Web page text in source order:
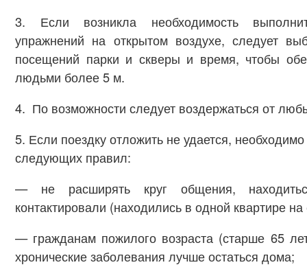
3. Если возникла необходимость
упражнений на открытом воздухе, следует
посещений парки и скверы и время, чтобы
людьми более 5 м.
4. По возможности следует воздержаться от
5. Если поездку отложить не удается,
следующих правил:
— не расширять круг общения,
контактировали (находились в одной квартире
— гражданам пожилого возраста (старше 65
хронические заболевания лучше остаться дома;